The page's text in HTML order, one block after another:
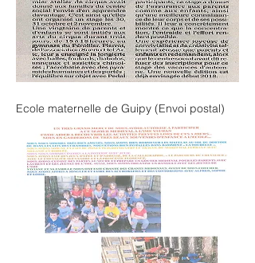
Ecole maternelle de Guipy (Envoi postal)